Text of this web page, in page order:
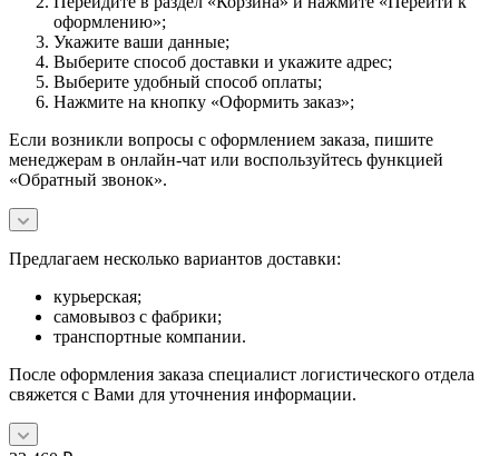
оформлению»;
Укажите ваши данные;
Выберите способ доставки и укажите адрес;
Выберите удобный способ оплаты;
Нажмите на кнопку «Оформить заказ»;
Если возникли вопросы с оформлением заказа, пишите
менеджерам в онлайн-чат или воспользуйтесь функцией
«Обратный звонок».
Предлагаем несколько вариантов доставки:
курьерская;
самовывоз с фабрики;
транспортные компании.
После оформления заказа специалист логистического отдела
свяжется с Вами для уточнения информации.